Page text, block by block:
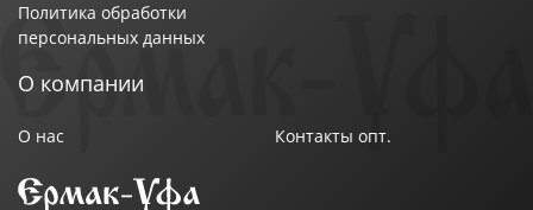
Политика обработки
персональных данных
О компании
О нас Контакты опт.